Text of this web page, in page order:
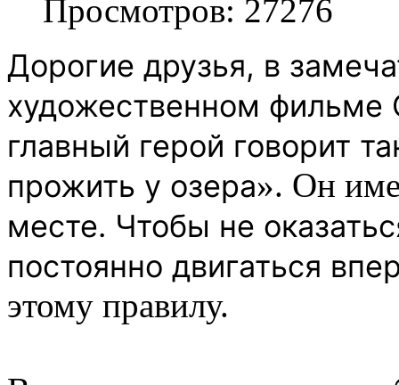
Просмотров: 27276
Дорогие друзья, в
художественном фильме
главный герой говорит
прожить у озера». Он
месте. Чтобы не
постоянно двигаться
этому правилу.